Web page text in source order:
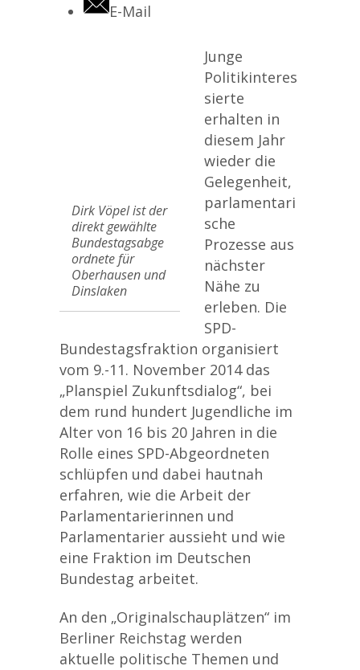
E-Mail
Dirk Vöpel ist der
direkt gewählte
Bundestagsabge
ordnete für
Oberhausen und
Dinslaken
Junge
Politikinteres
sierte
erhalten in
diesem Jahr
wieder die
Gelegenheit,
parlamentari
sche
Prozesse aus
nächster
Nähe zu
erleben. Die
SPD-
Bundestagsfraktion organisiert
vom 9.-11. November 2014 das
„Planspiel Zukunftsdialog“, bei
dem rund hundert Jugendliche im
Alter von 16 bis 20 Jahren in die
Rolle eines SPD-Abgeordneten
schlüpfen und dabei hautnah
erfahren, wie die Arbeit der
Parlamentarierinnen und
Parlamentarier aussieht und wie
eine Fraktion im Deutschen
Bundestag arbeitet.
An den „Originalschauplätzen“ im
Berliner Reichstag werden
aktuelle politische Themen und